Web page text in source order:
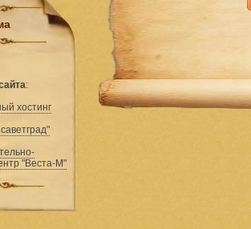
:
хостинг
"Веста-М"